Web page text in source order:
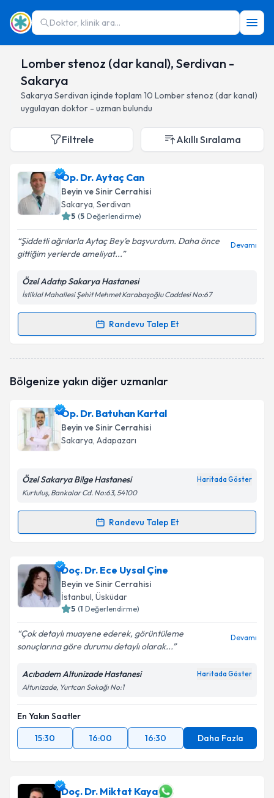
Doktor, klinik ara...
Lomber stenoz (dar kanal), Serdivan -
Sakarya
Sakarya Serdivan içinde toplam 10 Lomber stenoz (dar kanal)
uygulayan doktor - uzman bulundu
Filtrele Akıllı Sıralama
Op. Dr. Aytaç Can
Beyin ve Sinir Cerrahisi
Sakarya, Serdivan
5 (5 Değerlendirme)
Şiddetli ağrılarla Aytaç Bey’e başvurdum. Daha önce
gittiğim yerlerde ameliyat...
Devamı
Özel Adatıp Sakarya Hastanesi
İstiklal Mahallesi Şehit Mehmet Karabaşoğlu Caddesi No:67
Randevu Talep Et
Randevu Takvimi Talebi
oluşturun. Size bu uzmandan randevu almanız için bir
E-posta Adresiniz
Kişisel verilerimin işlenmesine ilişkin
Aydınlatma
Metni'ni okudum ve kişisel verilerimin belirtilen
Bölgenize yakın diğer uzmanlar
Op. Dr. Batuhan Kartal
Beyin ve Sinir Cerrahisi
Sakarya, Adapazarı
Özel Sakarya Bilge Hastanesi Haritada Göster
Kurtuluş, Bankalar Cd. No:63, 54100
Randevu Talep Et
Randevu Takvimi Talebi
Op. Dr. Batuhan Kartaliçin randevu takvimi talebi
oluşturun. Size bu uzmandan randevu almanız için bir
takvim hazırlandığında e-posta ile bilgilendireceğiz.
Kişisel verilerimin işlenmesine ilişkin
Aydınlatma
Metni'ni okudum ve kişisel verilerimin belirtilen
kapsamda işlenmesini kabul ediyorum.
Takvim Talebini Gönder
Doç. Dr. Ece Uysal Çine
Beyin ve Sinir Cerrahisi
İstanbul, Üsküdar
5 (1 Değerlendirme)
Çok detaylı muayene ederek, görüntüleme
sonuçlarına göre durumu detaylı olarak...
Devamı
Acıbadem Altunizade Hastanesi Haritada Göster
Altunizade, Yurtcan Sokağı No:1
En Yakın Saatler
15:30
16:00 16:30 Daha Fazla
Doç. Dr. Miktat Kaya